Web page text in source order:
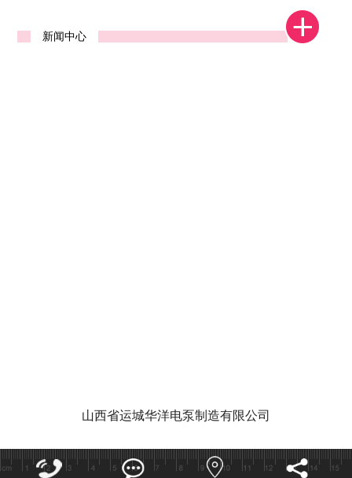
新闻中心
山西省运城华洋电泵制造有限公司